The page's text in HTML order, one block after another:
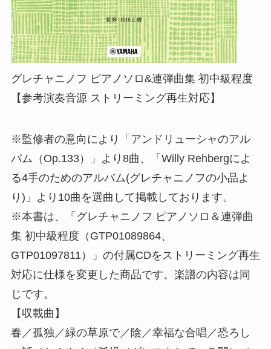
グレチャニノフ ピアノソロ&連弾曲集 初中級程度
【参考演奏音源 ストリーミング再生対応】
※監修者の意向により「アンドリューシャのアル
バム（Op.133）」より8曲、「Willy Rehbergによ
る4手のためのアルバム(グレチャニノフの小品よ
り)」より10曲を選曲して掲載しております。
※本書は、「グレチャニノフ ピアノソロ＆連弾曲
集 初中級程度（GTP01089864、
GTP01097811）」の付属CDをストリーミング再生
対応に仕様を変更した商品です。楽譜の内容は同
じです。
【収載曲】
春／孤独／緑の草原で／陰／幸福な合唱／恐ろし